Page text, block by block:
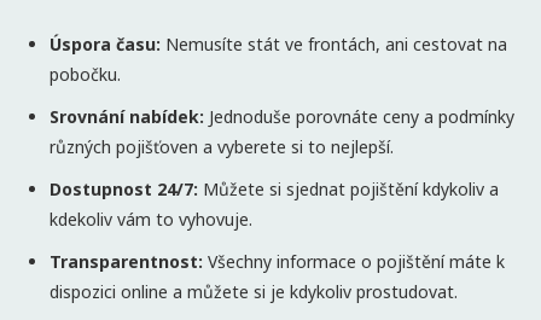
Úspora času: Nemusíte stát ve frontách, ani cestovat na
pobočku.
Srovnání nabídek: Jednoduše porovnáte ceny a podmínky
různých pojišťoven a vyberete si to nejlepší.
Dostupnost 24/7: Můžete si sjednat pojištění kdykoliv a
kdekoliv vám to vyhovuje.
Transparentnost: Všechny informace o pojištění máte k
dispozici online a můžete si je kdykoliv prostudovat.